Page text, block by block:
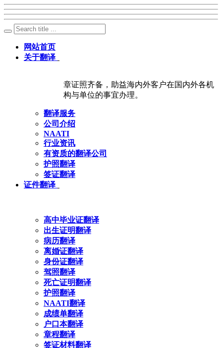
网站首页
关于翻译
章证照齐备，助益海内外客户在国内外各机
构与单位的事宜办理。
翻译服务
公司介绍
NAATI
行业资讯
有资质的翻译公司
护照翻译
签证翻译
证件翻译
高中毕业证翻译
出生证明翻译
病历翻译
离婚证翻译
身份证翻译
驾照翻译
死亡证明翻译
护照翻译
NAATI翻译
成绩单翻译
户口本翻译
章程翻译
签证材料翻译